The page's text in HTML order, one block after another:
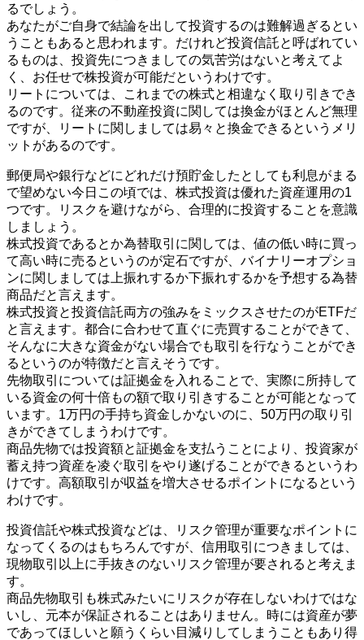
るでしょう。
あなたがご自身で結論を出して投資するのは難解過ぎるとい
うこともあると思われます。だけれど投資信託と呼ばれてい
るものは、投資先につきましての気苦労はないと考えてよ
く、お任せで株投資が可能だというわけです。
リートについては、これまでの株式と相違なく取り引きでき
るのです。従来の不動産投資に関しては換金がほとんど無理
ですが、リートに関しましては易々と換金できるというメリ
ットがあるのです。
郵便局や銀行などにどれだけ預貯金したとしても利息がまる
で望めない今日この頃では、株式投資は優れた資産運用の1
つです。リスクを避けながら、合理的に投資することを意識
しましょう。
株式投資であるとか為替取引に関しては、値の低い時に買っ
て高い時に売るというのが定石ですが、バイナリーオプショ
ンに関しましては上振れするか下振れするかを予想する為替
商品だと言えます。
株式投資と投資信託両方の強みをミックスさせたのがETFだ
と言えます。都合に合わせて直ぐに売買することができて、
そんなに大きな資金がない場合でも取引を行なうことができ
るというのが特徴だと言えそうです。
先物取引については証拠金を入れることで、実際に所持して
いる資金の何十倍もの額で取り引きすることが可能となって
います。1万円の手持ち資金しかないのに、50万円の取り引
きができてしまうわけです。
商品先物では投資額と証拠金を支払うことにより、投資家が
蓄え持つ資産を凌ぐ取引をやり遂げることができるというわ
けです。高額取引が収益を増大させるポイントになるという
わけです。
投資信託や株式投資などは、リスク管理が重要なポイントに
なってくるのはもちろんですが、信用取引につきましては、
現物取引以上に手抜きのないリスク管理が要されると考えま
す。
商品先物取引も株式みたいにリスクが存在しないわけではな
いし、元本が保証されることはありません。時には資産が夢
であってほしいと願うくらい目減りしてしまうこともあり得